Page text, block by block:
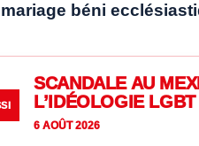
béni
SCANDALE AU
L’IDÉOLOGIE
6 AOÛT 2026